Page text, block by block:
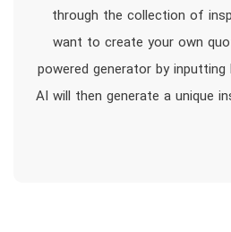
through the collection of
want to create your own
powered generator by
AI will then generate a unique